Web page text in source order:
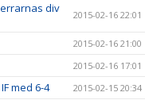
div
2015-02-16 22:01
2015-02-16 21:00
2015-02-16 17:01
med 6-4 2015-02-15 20:34